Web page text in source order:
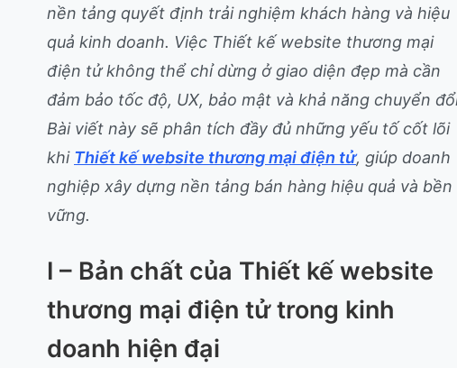
nền tảng quyết định trải nghiệm khách hàng và hiệu
quả kinh doanh. Việc Thiết kế website thương mại
điện tử không thể chỉ dừng ở giao diện đẹp mà cần
đảm bảo tốc độ, UX, bảo mật và khả năng chuyển
Bài viết này sẽ phân tích đầy đủ những yếu tố cốt lõi
khi Thiết kế website thương mại điện tử, giúp doanh
nghiệp xây dựng nền tảng bán hàng hiệu quả và bền
vững.
I – Bản chất của Thiết kế website
thương mại điện tử trong kinh
doanh hiện đại